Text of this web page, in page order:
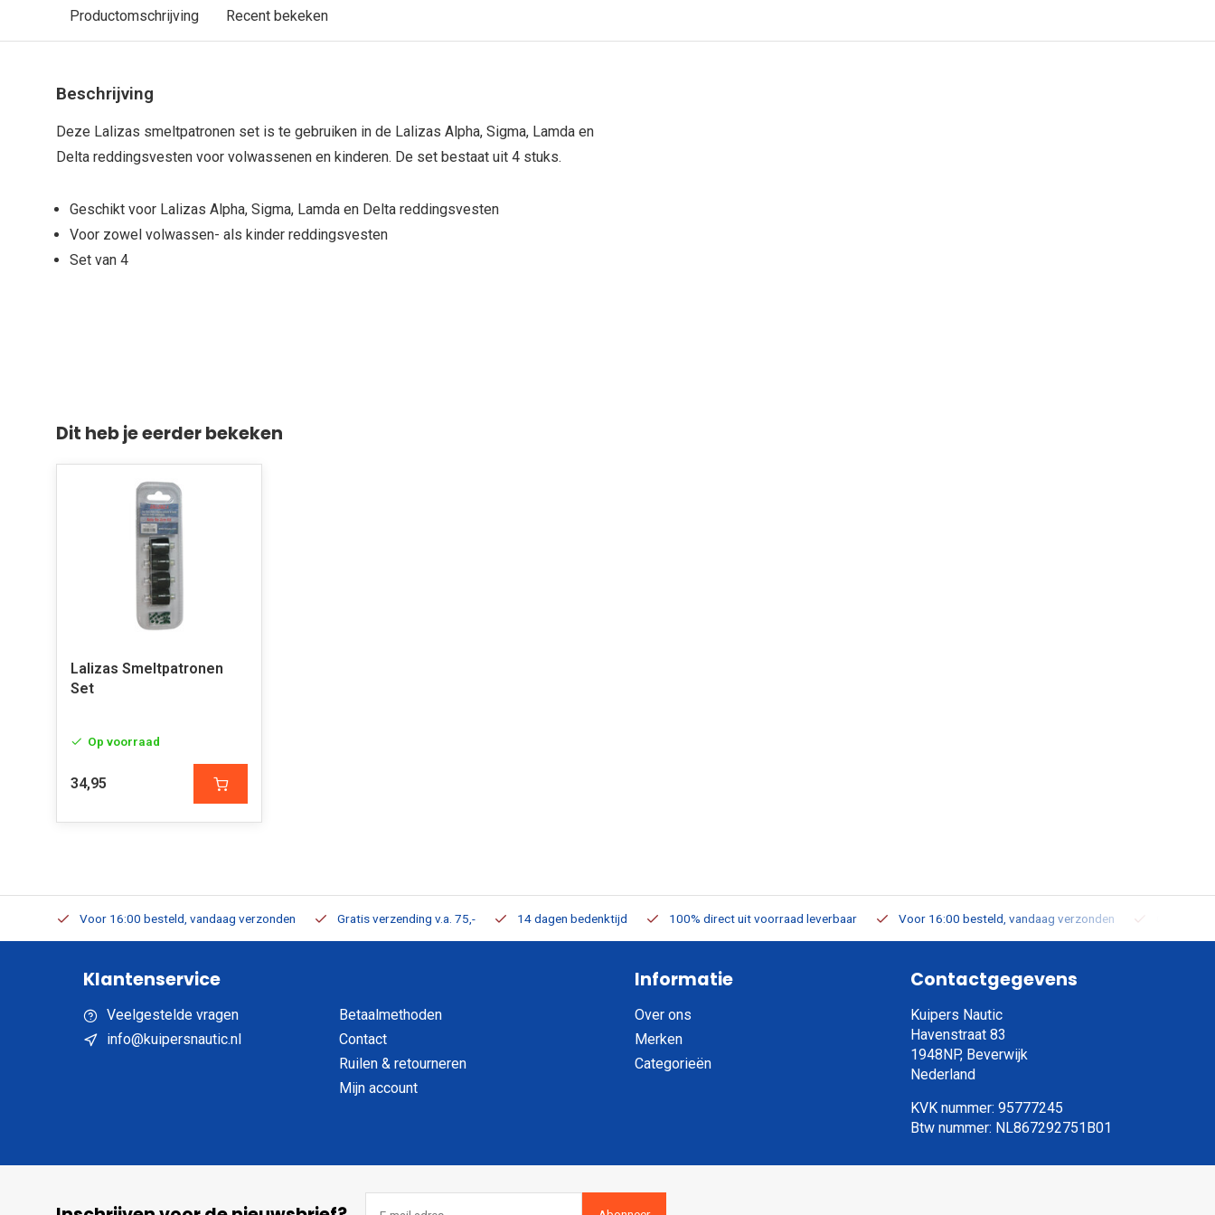
Productomschrijving Recent bekeken
Beschrijving
Deze Lalizas smeltpatronen set is te gebruiken in de Lalizas Alpha, Sigma, Lamda en
Delta reddingsvesten voor volwassenen en kinderen. De set bestaat uit 4 stuks.
Geschikt voor Lalizas Alpha, Sigma, Lamda en Delta reddingsvesten
Voor zowel volwassen- als kinder reddingsvesten
Set van 4
Dit heb je eerder bekeken
Lalizas Smeltpatronen
Set
Op voorraad
34,95
Voor 16:00 besteld, vandaag verzonden Gratis verzending v.a. 75,- 14 dagen bedenktijd 100% direct uit voorraad leverbaar Voor 16:00 besteld, vandaag verzonden
Klantenservice
Veelgestelde vragen
info@kuipersnautic.nl
Betaalmethoden
Contact
Ruilen & retourneren
Mijn account
Informatie
Over ons
Merken
Categorieën
Contactgegevens
Kuipers Nautic
Havenstraat 83
1948NP, Beverwijk
Nederland
KVK nummer: 95777245
Btw nummer: NL867292751B01